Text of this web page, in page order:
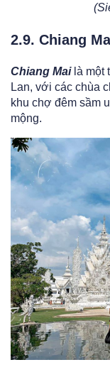
2.9. Chiang
Chiang Mailà một
Lan, với các chùa
khu chợ đêm sầm
mộng.